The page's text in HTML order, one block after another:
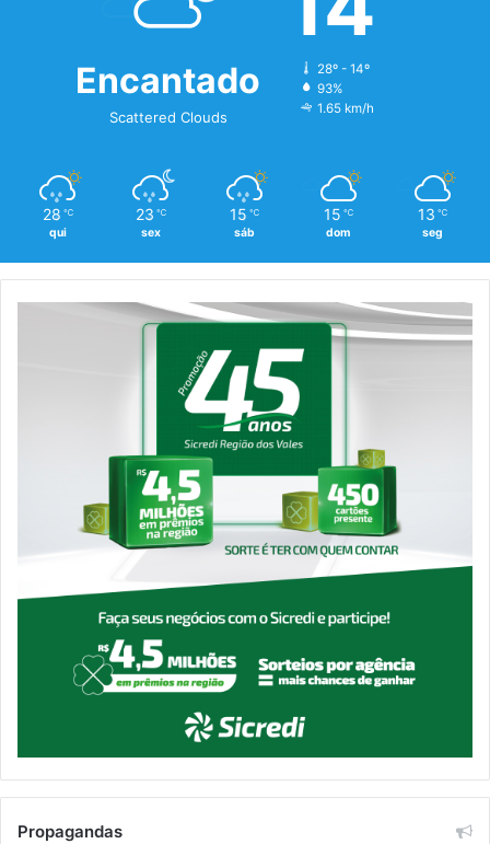
Encantado
Scattered Clouds
28º - 14º
93%
1.65 km/h
28 ℃
qui
23 ℃
sex
15 ℃
sáb
15 ℃
dom
13 ℃
seg
Propagandas